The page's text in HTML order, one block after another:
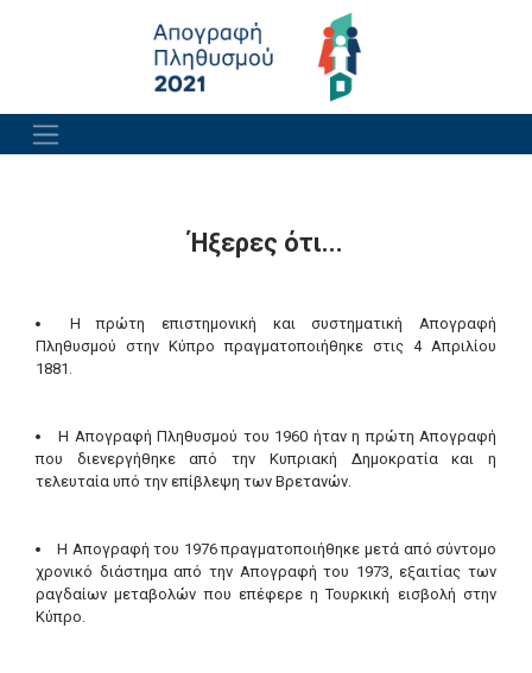
Ήξερες ότι...
Η πρώτη επιστημονική και συστηματική Απογραφή
Πληθυσμού στην Κύπρο πραγματοποιήθηκε στις 4 Απριλίου
1881.
Η Απογραφή Πληθυσμού του 1960 ήταν η πρώτη Απογραφή
που διενεργήθηκε από την Κυπριακή Δημοκρατία και η
τελευταία υπό την επίβλεψη των Βρετανών.
Η Απογραφή του 1976 πραγματοποιήθηκε μετά από σύντομο
χρονικό διάστημα από την Απογραφή του 1973, εξαιτίας των
ραγδαίων μεταβολών που επέφερε η Τουρκική εισβολή στην
Κύπρο.